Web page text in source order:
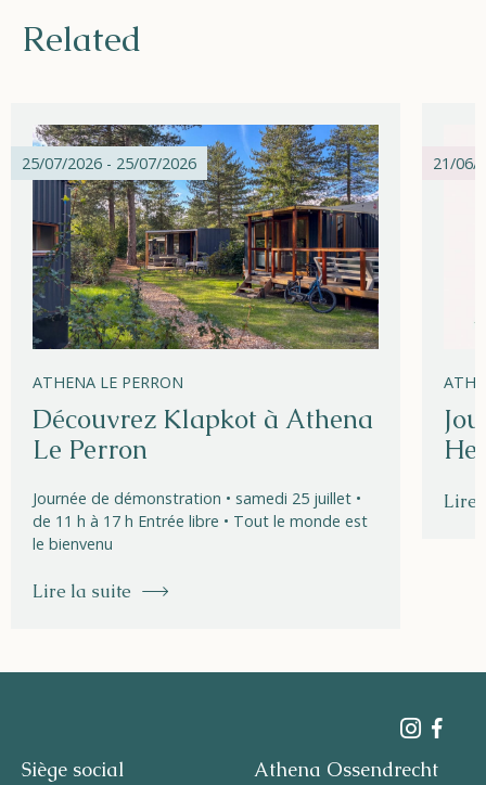
Apple App Store
Android Play Store
Related
25/07/2026 - 25/07/2026
ATHENA LE PERRON
Découvrez Klapkot à Athena
Le Perron
Journée de démonstration • samedi 25 juillet •
de 11 h à 17 h Entrée libre • Tout le monde est
le bienvenu
Lire la suite
21/06/
Lire
Siège social Athena Ossendrecht